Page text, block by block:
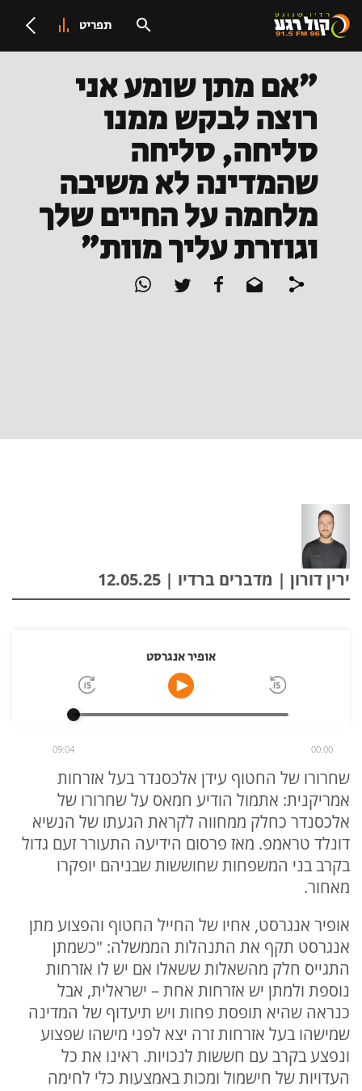
תפריט
"אם מתן שומע אני
רוצה לבקש ממנו
סליחה, סליחה
שהמדינה לא משיבה
מלחמה על החיים שלך
וגוזרת עליך מוות"
ירין דורון | מדברים ברדיו | 12.05.25
אופיר אנגרסט
00:00
09:04
שחרורו של החטוף עידן אלכסנדר בעל אזרחות
אמריקנית: אתמול הודיע חמאס על שחרורו של
אלכסנדר כחלק ממחווה לקראת הגעתו של הנשיא
דונלד טראמפ. מאז פרסום הידיעה התעורר זעם גדול
בקרב בני המשפחות שחוששות שבניהם יופקרו
מאחור.
אופיר אנגרסט, אחיו של החייל החטוף והפצוע מתן
אנגרסט תקף את התנהלות הממשלה: "כשמתן
התגייס חלק מהשאלות ששאלו אם יש לו אזרחות
נוספת ולמתן יש אזרחות אחת – ישראלית, אבל
כנראה שהיא תופסת פחות ויש תיעדוף של המדינה
שמישהו בעל אזרחות זרה יצא לפני מישהו שפצוע
ונפצע בקרב עם חששות לנכויות. ראינו את כל
העדויות של חישמול ומכות באמצעות כלי לחימה